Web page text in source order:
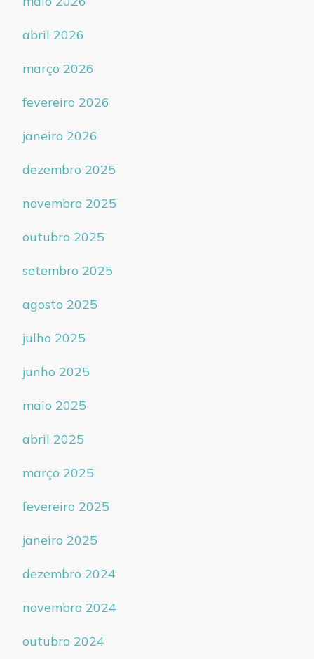
abril 2026
março 2026
fevereiro 2026
janeiro 2026
dezembro 2025
novembro 2025
outubro 2025
setembro 2025
agosto 2025
julho 2025
junho 2025
maio 2025
abril 2025
março 2025
fevereiro 2025
janeiro 2025
dezembro 2024
novembro 2024
outubro 2024